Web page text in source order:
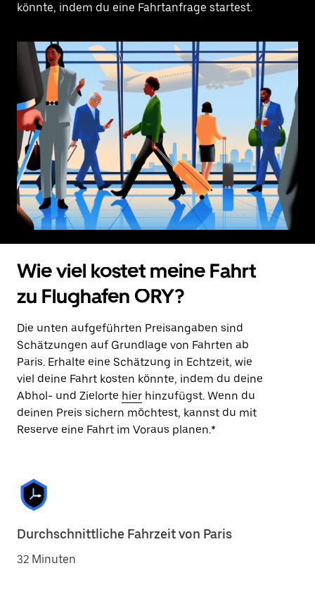
könnte, indem du eine Fahrtanfrage startest.
Wie viel kostet meine Fahrt
zu Flughafen ORY?
Die unten aufgeführten Preisangaben sind
Schätzungen auf Grundlage von Fahrten ab
Paris. Erhalte eine Schätzung in Echtzeit, wie
viel deine Fahrt kosten könnte, indem du deine
Abhol- und Zielorte hier hinzufügst. Wenn du
deinen Preis sichern möchtest, kannst du mit
Reserve eine Fahrt im Voraus planen.*
Durchschnittliche Fahrzeit von Paris
32 Minuten